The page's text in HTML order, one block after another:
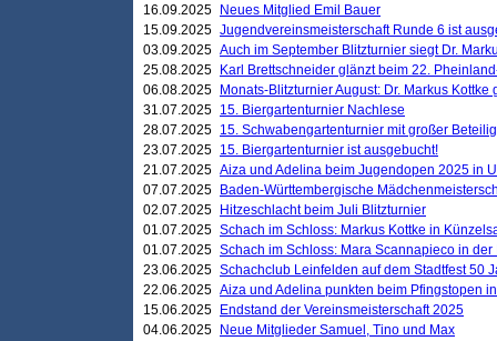
16.09.2025
Neues Mitglied Emil Bauer
15.09.2025 Jugendvereinsmeisterschaft Runde 6 ist
03.09.2025 Auch im September Blitzturnier siegt Dr.
25.08.2025
Karl Brettschneider glänzt beim 22.
06.08.2025
Monats-Blitzturnier August: Dr. Markus Kottke
31.07.2025 15. Biergartenturnier Nachlese
28.07.2025 15. Schwabengartenturnier mit großer
23.07.2025 15. Biergartenturnier ist ausgebucht!
21.07.2025 Aiza und Adelina beim Jugendopen 2025 in
07.07.2025
Baden-Württembergische
02.07.2025
Hitzeschlacht beim Juli Blitzturnier
01.07.2025 Schach im Schloss: Markus Kottke in
01.07.2025 Schach im Schloss: Mara Scannapieco in der
23.06.2025 Schachclub Leinfelden auf dem Stadtfest 50
22.06.2025 Aiza und Adelina punkten beim Pfingstopen
15.06.2025
Endstand der Vereinsmeisterschaft 2025
04.06.2025
Neue Mitglieder Samuel, Tino und Max